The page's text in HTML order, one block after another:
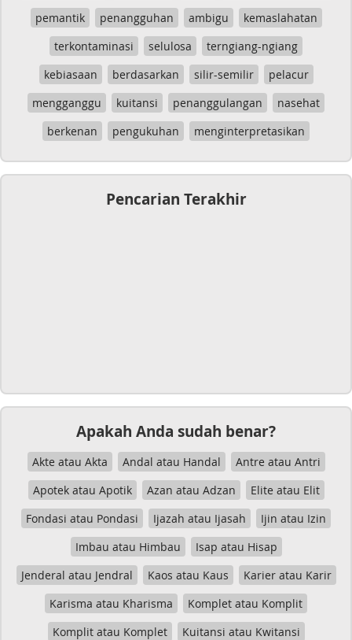
pemantik
penangguhan ambigu
kemaslahatan
terkontaminasi
selulosa
terngiang-ngiang
kebiasaan
berdasarkan silir-semilir
pelacur
mengganggu
kuitansi penanggulangan
nasehat
berkenan
pengukuhan menginterpretasikan
Pencarian Terakhir
Apakah Anda sudah benar?
Akte atau Akta Andal atau Handal
Antre atau Antri
Apotek atau Apotik
Azan atau Adzan
Elite atau Elit
Fondasi atau Pondasi
Ijazah atau Ijasah
Ijin atau Izin
Imbau atau Himbau
Isap atau Hisap
Jenderal atau Jendral
Kaos atau Kaus
Karier atau Karir
Karisma atau Kharisma
Komplet atau Komplit
Komplit atau Komplet
Kuitansi atau Kwitansi